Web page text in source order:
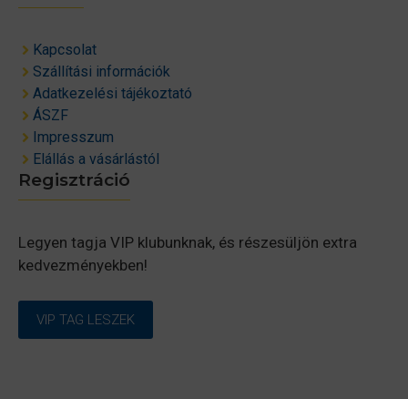
Kapcsolat
Szállítási információk
Adatkezelési tájékoztató
ÁSZF
Impresszum
Elállás a vásárlástól
Regisztráció
Legyen tagja VIP klubunknak, és részesüljön extra
kedvezményekben!
VIP TAG LESZEK